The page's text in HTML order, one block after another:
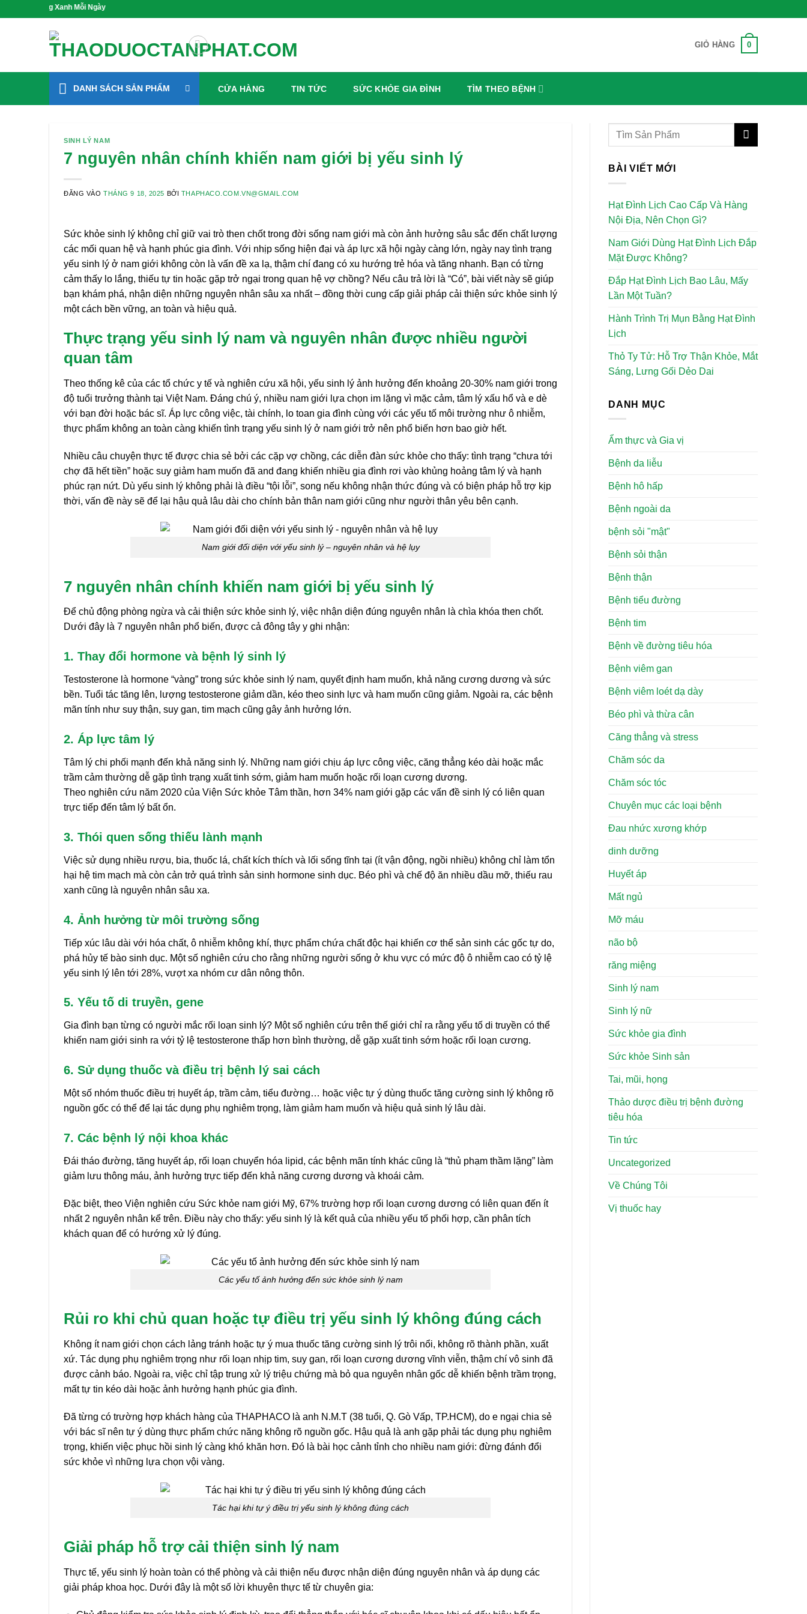
Xanh Mỗi Ngày
GIỎ HÀNG 0
DANH SÁCH SẢN PHẨM CỬA HÀNG TIN TỨC SỨC KHỎE GIA ĐÌNH TÌM THEO BỆNH
SINH LÝ NAM
7 nguyên nhân chính khiến nam giới bị yếu sinh lý
ĐĂNG VÀOTHÁNG 9 18, 2025 BỞI THAPHACO.COM.VN@GMAIL.COM
Sức khỏe sinh lý không chỉ giữ vai trò then chốt trong đời sống nam giới mà còn ảnh hưởng sâu sắc đến chất lượng
các mối quan hệ và hạnh phúc gia đình. Với nhịp sống hiện đại và áp lực xã hội ngày càng lớn, ngày nay tình trạng
yếu sinh lý ở nam giới không còn là vấn đề xa lạ, thậm chí đang có xu hướng trẻ hóa và tăng nhanh. Bạn có từng
cảm thấy lo lắng, thiếu tự tin hoặc gặp trở ngại trong quan hệ vợ chồng? Nếu câu trả lời là “Có”, bài viết này sẽ giúp
bạn khám phá, nhận diện những nguyên nhân sâu xa nhất – đồng thời cung cấp giải pháp cải thiện sức khỏe sinh lý
một cách bền vững, an toàn và hiệu quả.
Thực trạng yếu sinh lý nam và nguyên nhân được nhiều người
quan tâm
Theo thống kê của các tổ chức y tế và nghiên cứu xã hội, yếu sinh lý ảnh hưởng đến khoảng 20-30% nam giới trong
độ tuổi trưởng thành tại Việt Nam. Đáng chú ý, nhiều nam giới lựa chọn im lặng vì mặc cảm, tâm lý xấu hổ và e dè
với bạn đời hoặc bác sĩ. Áp lực công việc, tài chính, lo toan gia đình cùng với các yếu tố môi trường như ô nhiễm,
thực phẩm không an toàn càng khiến tình trạng yếu sinh lý ở nam giới trở nên phổ biến hơn bao giờ hết.
Nhiều câu chuyện thực tế được chia sẻ bởi các cặp vợ chồng, các diễn đàn sức khỏe cho thấy: tình trạng “chưa tới
chợ đã hết tiền” hoặc suy giảm ham muốn đã and đang khiến nhiều gia đình rơi vào khủng hoảng tâm lý và hạnh
phúc rạn nứt. Dù yếu sinh lý không phải là điều “tội lỗi”, song nếu không nhận thức đúng và có biện pháp hỗ trợ kịp
thời, vấn đề này sẽ để lại hậu quả lâu dài cho chính bản thân nam giới cũng như người thân yêu bên cạnh.
Nam giới đối diện với yếu sinh lý – nguyên nhân và hệ lụy
7 nguyên nhân chính khiến nam giới bị yếu sinh lý
Để chủ động phòng ngừa và cải thiện sức khỏe sinh lý, việc nhận diện đúng nguyên nhân là chìa khóa then chốt.
Dưới đây là 7 nguyên nhân phổ biến, được cả đông tây y ghi nhận:
1. Thay đổi hormone và bệnh lý sinh lý
Testosterone là hormone “vàng” trong sức khỏe sinh lý nam, quyết định ham muốn, khả năng cương dương và sức
bền. Tuổi tác tăng lên, lượng testosterone giảm dần, kéo theo sinh lực và ham muốn cũng giảm. Ngoài ra, các bệnh
mãn tính như suy thận, suy gan, tim mạch cũng gây ảnh hưởng lớn.
2. Áp lực tâm lý
Tâm lý chi phối mạnh đến khả năng sinh lý. Những nam giới chịu áp lực công việc, căng thẳng kéo dài hoặc mắc
trầm cảm thường dễ gặp tình trạng xuất tinh sớm, giảm ham muốn hoặc rối loạn cương dương.
Theo nghiên cứu năm 2020 của Viện Sức khỏe Tâm thần, hơn 34% nam giới gặp các vấn đề sinh lý có liên quan
trực tiếp đến tâm lý bất ổn.
3. Thói quen sống thiếu lành mạnh
Việc sử dụng nhiều rượu, bia, thuốc lá, chất kích thích và lối sống tĩnh tại (ít vận động, ngồi nhiều) không chỉ làm tổn
hại hệ tim mạch mà còn cản trở quá trình sản sinh hormone sinh dục. Béo phì và chế độ ăn nhiều dầu mỡ, thiếu rau
xanh cũng là nguyên nhân sâu xa.
4. Ảnh hưởng từ môi trường sống
Tiếp xúc lâu dài với hóa chất, ô nhiễm không khí, thực phẩm chứa chất độc hại khiến cơ thể sản sinh các gốc tự do,
phá hủy tế bào sinh dục. Một số nghiên cứu cho rằng những người sống ở khu vực có mức độ ô nhiễm cao có tỷ lệ
yếu sinh lý lên tới 28%, vượt xa nhóm cư dân nông thôn.
5. Yếu tố di truyền, gene
Gia đình bạn từng có người mắc rối loạn sinh lý? Một số nghiên cứu trên thế giới chỉ ra rằng yếu tố di truyền có thể
khiến nam giới sinh ra với tỷ lệ testosterone thấp hơn bình thường, dễ gặp xuất tinh sớm hoặc rối loạn cương.
6. Sử dụng thuốc và điều trị bệnh lý sai cách
Một số nhóm thuốc điều trị huyết áp, trầm cảm, tiểu đường… hoặc việc tự ý dùng thuốc tăng cường sinh lý không rõ
nguồn gốc có thể để lại tác dụng phụ nghiêm trọng, làm giảm ham muốn và hiệu quả sinh lý lâu dài.
7. Các bệnh lý nội khoa khác
Đái tháo đường, tăng huyết áp, rối loạn chuyển hóa lipid, các bệnh mãn tính khác cũng là “thủ phạm thầm lặng” làm
giảm lưu thông máu, ảnh hưởng trực tiếp đến khả năng cương dương và khoái cảm.
Đặc biệt, theo Viện nghiên cứu Sức khỏe nam giới Mỹ, 67% trường hợp rối loạn cương dương có liên quan đến ít
nhất 2 nguyên nhân kể trên. Điều này cho thấy: yếu sinh lý là kết quả của nhiều yếu tố phối hợp, cần phân tích
khách quan để có hướng xử lý đúng.
Các yếu tố ảnh hưởng đến sức khỏe sinh lý nam
Rủi ro khi chủ quan hoặc tự điều trị yếu sinh lý không đúng cách
Không ít nam giới chọn cách lảng tránh hoặc tự ý mua thuốc tăng cường sinh lý trôi nổi, không rõ thành phần, xuất
xứ. Tác dụng phụ nghiêm trọng như rối loạn nhịp tim, suy gan, rối loạn cương dương vĩnh viễn, thậm chí vô sinh đã
được cảnh báo. Ngoài ra, việc chỉ tập trung xử lý triệu chứng mà bỏ qua nguyên nhân gốc dễ khiến bệnh trầm trọng,
mất tự tin kéo dài hoặc ảnh hưởng hạnh phúc gia đình.
Đã từng có trường hợp khách hàng của THAPHACO là anh N.M.T (38 tuổi, Q. Gò Vấp, TP.HCM), do e ngại chia sẻ
với bác sĩ nên tự ý dùng thực phẩm chức năng không rõ nguồn gốc. Hậu quả là anh gặp phải tác dụng phụ nghiêm
trọng, khiến việc phục hồi sinh lý càng khó khăn hơn. Đó là bài học cảnh tỉnh cho nhiều nam giới: đừng đánh đổi
sức khỏe vì những lựa chọn vội vàng.
Tác hại khi tự ý điều trị yếu sinh lý không đúng cách
Giải pháp hỗ trợ cải thiện sinh lý nam
Thực tế, yếu sinh lý hoàn toàn có thể phòng và cải thiện nếu được nhận diện đúng nguyên nhân và áp dụng các
giải pháp khoa học. Dưới đây là một số lời khuyên thực tế từ chuyên gia:
BÀI VIẾT MỚI
Hạt Đình Lịch Cao Cấp Và Hàng
Nội Địa, Nên Chọn Gì?
Nam Giới Dùng Hạt Đình Lịch Đắp
Mặt Được Không?
Đắp Hạt Đình Lịch Bao Lâu, Mấy
Lần Một Tuần?
Hành Trình Trị Mụn Bằng Hạt Đình
Lịch
Thỏ Ty Tử: Hỗ Trợ Thận Khỏe, Mắt
Sáng, Lưng Gối Dẻo Dai
DANH MỤC
Ẩm thực và Gia vị
Bệnh da liễu
Bệnh hô hấp
Bệnh ngoài da
bệnh sỏi "mật"
Bệnh sỏi thận
Bệnh thận
Bệnh tiểu đường
Bệnh tim
Bệnh về đường tiêu hóa
Bệnh viêm gan
Bệnh viêm loét dạ dày
Béo phì và thừa cân
Căng thẳng và stress
Chăm sóc da
Chăm sóc tóc
Chuyên mục các loại bệnh
Đau nhức xương khớp
dinh dưỡng
Huyết áp
Mất ngủ
Mỡ máu
não bộ
răng miệng
Sinh lý nam
Sinh lý nữ
Sức khỏe gia đình
Sức khỏe Sinh sản
Tai, mũi, họng
Thảo dược điều trị bệnh đường
tiêu hóa
Tin tức
Uncategorized
Về Chúng Tôi
Vị thuốc hay